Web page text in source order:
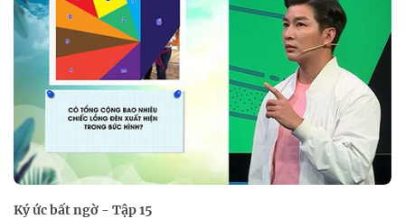
Ký ức bất ngờ - Tập 15